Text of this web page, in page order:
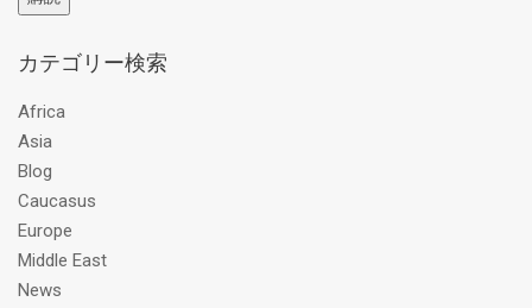
ド
ス
カテゴリー検索
Africa
Asia
Blog
Caucasus
Europe
Middle East
News